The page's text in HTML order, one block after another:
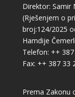
Direktor: Samir
(Rješenjem o
broj:124/2025
Hamdije
Telefon: ++
Fax: ++ 387 33
Prema Zakonu